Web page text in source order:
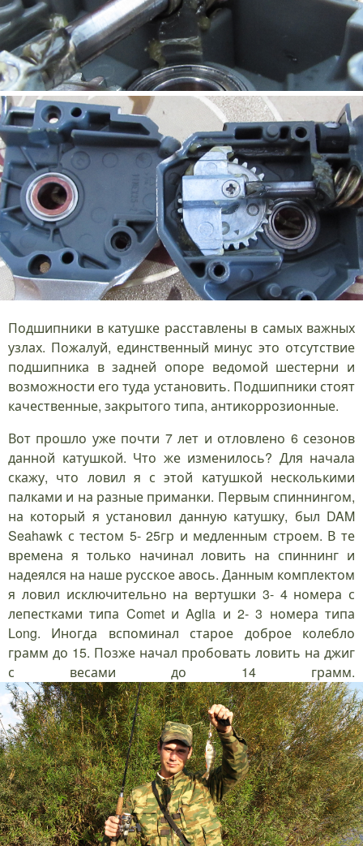
Подшипники в катушке расставлены в самых важных
узлах. Пожалуй, единственный минус это отсутствие
подшипника в задней опоре ведомой шестерни и
возможности его туда установить. Подшипники стоят
качественные, закрытого типа, антикоррозионные.
Вот прошло уже почти 7 лет и отловлено 6 сезонов
данной катушкой. Что же изменилось? Для начала
скажу, что ловил я с этой катушкой несколькими
палками и на разные приманки. Первым спиннингом,
на который я установил данную катушку, был DAM
Seahawk с тестом 5- 25гр и медленным строем. В те
времена я только начинал ловить на спиннинг и
надеялся на наше русское авось. Данным комплектом
я ловил исключительно на вертушки 3- 4 номера с
лепестками типа Comet и Aglia и 2- 3 номера типа
Long. Иногда вспоминал старое доброе колебло
грамм до 15. Позже начал пробовать ловить на джиг
с весами до 14 грамм.